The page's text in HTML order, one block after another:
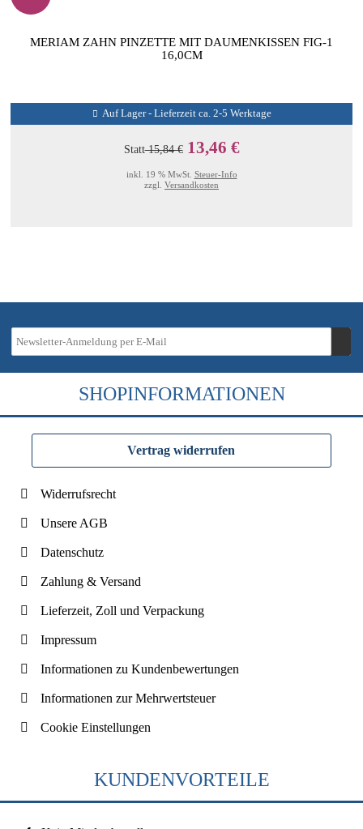
MERIAM ZAHN PINZETTE MIT DAUMENKISSEN FIG-1
16,0CM
Auf Lager - Lieferzeit ca. 2-5 Werktage
Statt15,84 € 13,46 €
inkl. 19 % MwSt. Steuer-Info
zzgl. Versandkosten
SHOPINFORMATIONEN
Vertrag widerrufen
Widerrufsrecht
Unsere AGB
Datenschutz
Zahlung & Versand
Lieferzeit, Zoll und Verpackung
Impressum
Informationen zu Kundenbewertungen
Informationen zur Mehrwertsteuer
Cookie Einstellungen
KUNDENVORTEILE